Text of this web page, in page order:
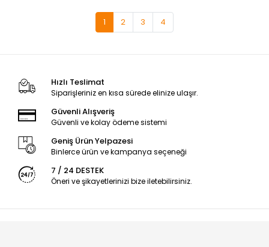
1 2 3 4
Hızlı Teslimat
Siparişleriniz en kısa sürede elinize ulaşır.
Güvenli Alışveriş
Güvenli ve kolay ödeme sistemi
Geniş Ürün Yelpazesi
Binlerce ürün ve kampanya seçeneği
7 / 24 DESTEK
Öneri ve şikayetlerinizi bize iletebilirsiniz.